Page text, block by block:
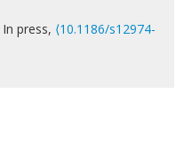
In press, ⟨10.1186/s12974-